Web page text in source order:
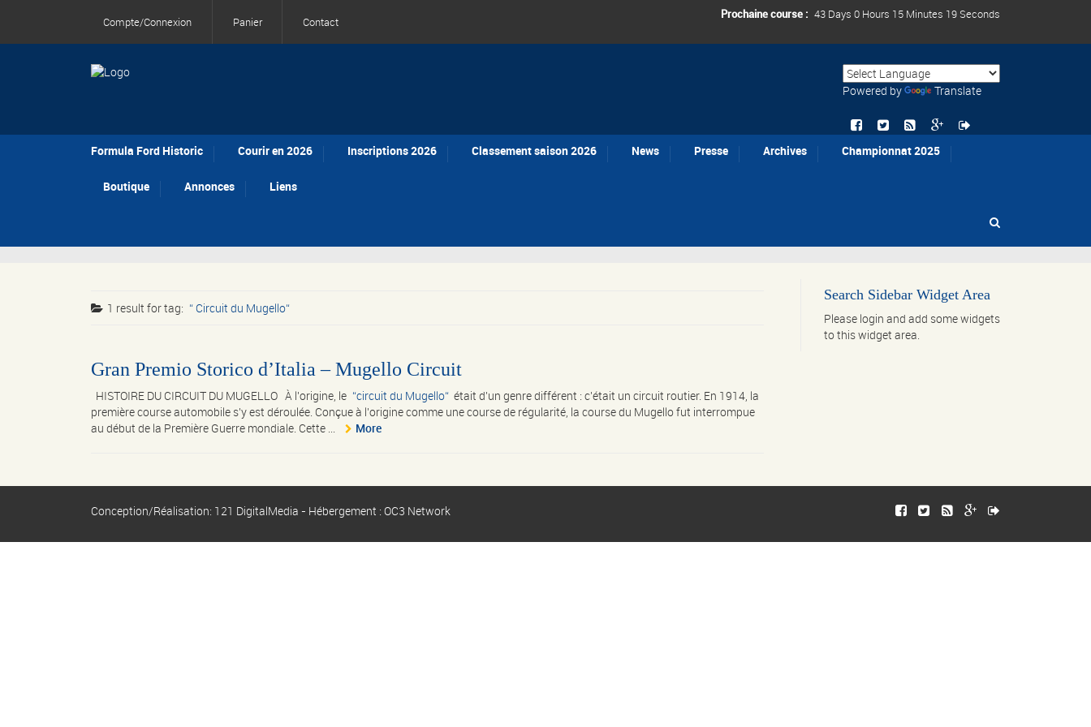
Compte/Connexion Panier Contact
Prochaine course : 43 Days 0 Hours 15 Minutes 19 Seconds
Powered by Translate
Formula Ford Historic Courir en 2026 Inscriptions 2026 Classement saison 2026 News Presse Archives Championnat 2025
Boutique Annonces Liens
1 result fortag: Circuit du Mugello
Gran Premio Storico d’Italia – Mugello Circuit
HISTOIRE DU CIRCUIT DU MUGELLO À l'origine, le circuit du Mugello
était d'un genre différent : c'était un circuit routier. En 1914, la
première course automobile s'y est déroulée. Conçue à l'origine comme une course de régularité, la course du Mugello fut interrompue
au début de la Première Guerre mondiale. Cette ...
More
Search Sidebar Widget Area
Please login and add some widgets
to this widget area.
Conception/Réalisation: 121 DigitalMedia - Hébergement : OC3 Network